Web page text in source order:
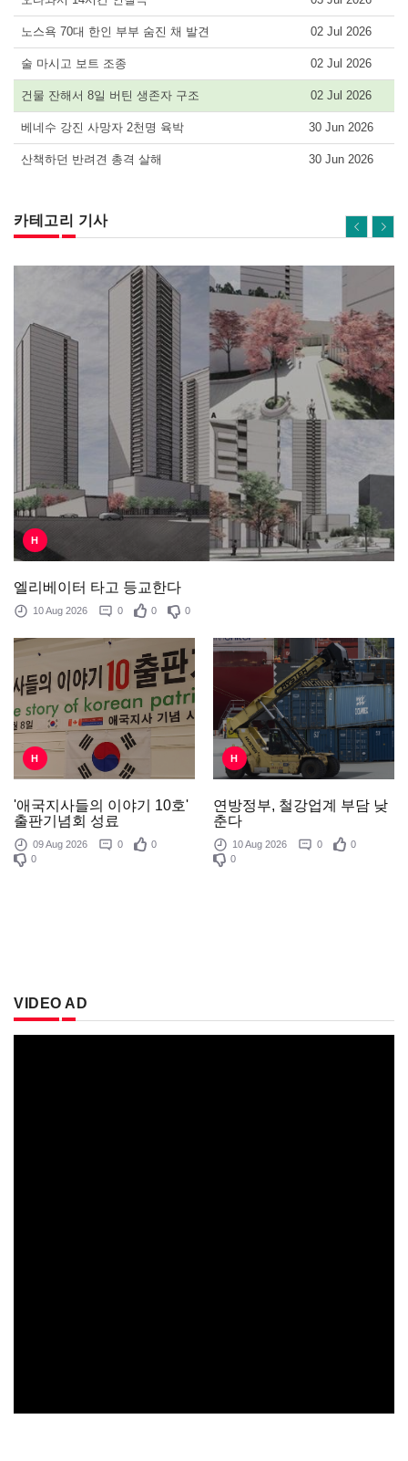
노스욕 70대 한인 부부 숨진 채 발견 02 Jul 2026
술 마시고 보트 조종 02 Jul 2026
건물 잔해서 8일 버틴 생존자 구조 02 Jul 2026
베네수 강진 사망자 2천명 육박 30 Jun 2026
산책하던 반려견 총격 살해 30 Jun 2026
카테고리 기사
H
엘리베이터 타고 등교한다
10 Aug 2026 0 0 0
H
'애국지사들의 이야기 10호'
출판기념회 성료
09 Aug 2026 0
0
0
H
연방정부, 철강업계 부담 낮
춘다
10 Aug 2026 0
0
0
VIDEO AD